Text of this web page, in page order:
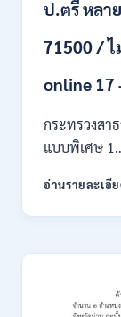
ป.ตรี หลา
71500 /
online 17
กระทรวงสา
แบบพิเศษ
อ่านรายละเอี